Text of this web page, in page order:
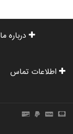
درباره ما
اطلاعات تماس